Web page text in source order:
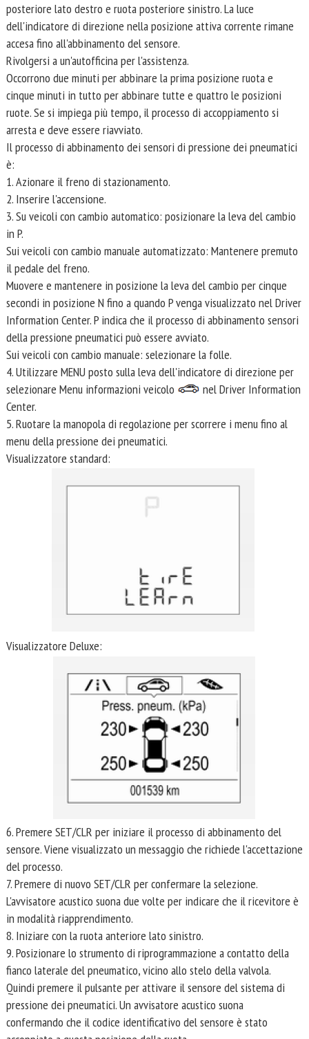
posteriore lato destro e ruota posteriore sinistro. La luce
dell'indicatore di direzione nella posizione attiva corrente rimane
accesa fino all'abbinamento del sensore.
Rivolgersi a un'autofficina per l'assistenza.
Occorrono due minuti per abbinare la prima posizione ruota e
cinque minuti in tutto per abbinare tutte e quattro le posizioni
ruote. Se si impiega più tempo, il processo di accoppiamento si
arresta e deve essere riavviato.
Il processo di abbinamento dei sensori di pressione dei pneumatici
è:
1. Azionare il freno di stazionamento.
2. Inserire l'accensione.
3. Su veicoli con cambio automatico: posizionare la leva del cambio
in P.
Sui veicoli con cambio manuale automatizzato: Mantenere premuto
il pedale del freno.
Muovere e mantenere in posizione la leva del cambio per cinque
secondi in posizione N fino a quando P venga visualizzato nel Driver
Information Center. P indica che il processo di abbinamento sensori
della pressione pneumatici può essere avviato.
Sui veicoli con cambio manuale: selezionare la folle.
4. Utilizzare MENU posto sulla leva dell'indicatore di direzione per
selezionare Menu informazioni veicolo
nel Driver Information
Center.
5. Ruotare la manopola di regolazione per scorrere i menu fino al
menu della pressione dei pneumatici.
Visualizzatore standard:
Visualizzatore Deluxe:
6. Premere SET/CLR per iniziare il processo di abbinamento del
sensore. Viene visualizzato un messaggio che richiede l'accettazione
del processo.
7. Premere di nuovo SET/CLR per confermare la selezione.
L'avvisatore acustico suona due volte per indicare che il ricevitore è
in modalità riapprendimento.
8. Iniziare con la ruota anteriore lato sinistro.
9. Posizionare lo strumento di riprogrammazione a contatto della
fianco laterale del pneumatico, vicino allo stelo della valvola.
Quindi premere il pulsante per attivare il sensore del sistema di
pressione dei pneumatici. Un avvisatore acustico suona
confermando che il codice identificativo del sensore è stato